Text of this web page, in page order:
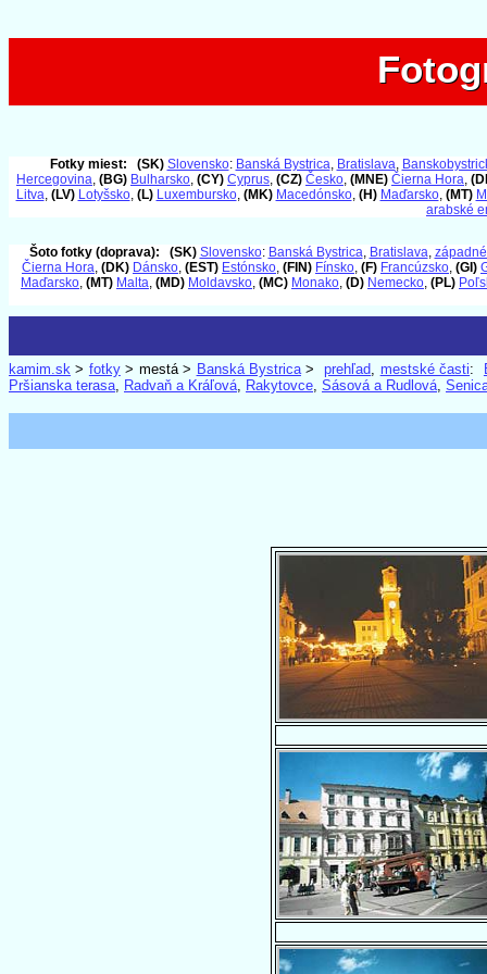
Fotky miest: (SK) Slovensko: Banská Bystrica, Bratislava,
Hercegovina, (BG) Bulharsko, (CY) Cyprus, (CZ) Česko, (MNE) Čierna Hora,
Litva, (LV) Lotyšsko, (L) Luxembursko, (MK) Macedónsko, (H) Maďarsko, (MT)
arabské
Šoto fotky (doprava): (SK) Slovensko: Banská Bystrica, Bratislava,
Čierna Hora, (DK) Dánsko, (EST) Estónsko, (FIN) Fínsko, (F) Francúzsko, (GI)
Maďarsko, (MT) Malta, (MD) Moldavsko, (MC) Monako, (D) Nemecko, (PL)
kamim.sk > fotky> mestá > Banská Bystrica>prehľad, mestské časti:
Pršianska terasa, Radvaň a Kráľová, Rakytovce, Sásová a Rudlová,